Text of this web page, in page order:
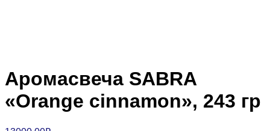
Аромасвеча SABRA
«Orange cinnamon», 243 гр